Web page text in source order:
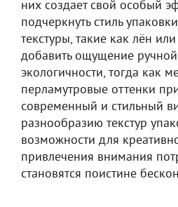
них создает свой особый
подчеркнуть стиль
текстуры, такие как лён или
добавить ощущение
экологичности, тогда как
перламутровые оттенки
современный и стильный
разнообразию текстур
возможности для
привлечения внимания
становятся поистине